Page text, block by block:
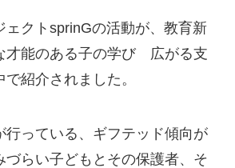
ェクトsprinGの活動が、教育新
才能のある子の学び 広がる支
紹介されました。
行っている、ギフテッド傾向が
づらい子どもとその保護者、そ